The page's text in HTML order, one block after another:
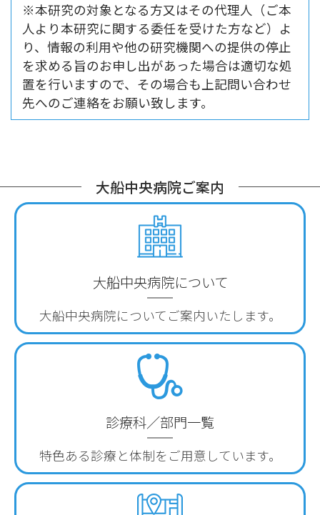
※本研究の対象となる方又はその代理人（ご本
人より本研究に関する委任を受けた方など）よ
り、情報の利用や他の研究機関への提供の停止
を求める旨のお申し出があった場合は適切な処
置を行いますので、その場合も上記問い合わせ
先へのご連絡をお願い致します。
大船中央病院ご案内
大船中央病院について
大船中央病院について ご案内いたします。
診療科／部門一覧
特色ある診療と体制を ご用意しています。